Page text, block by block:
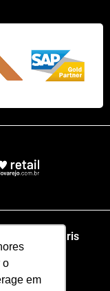
o
em
NRF Paris
Rio